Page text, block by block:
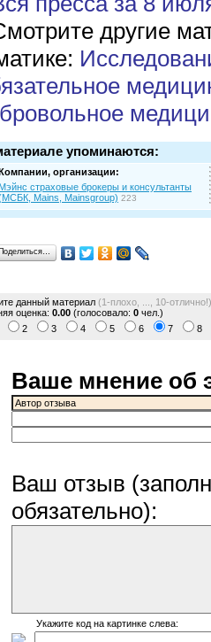
другие
упоминаются:
Компании, организации:
Мэйнс страховые брокеры и консультанты
Mains, Mainsgroup) 223
Поделиться…
данный материал (1-плохо, ..., 10-отлично!)
оценка: 0.00 (голосовало: 0 чел.)
2 3 4 5 6 7 8
Ваше мнение об
Ваш отзыв
обязательно):
Укажите код на картинке слева: